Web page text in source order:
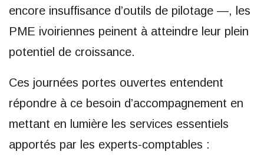
encore insuffisance d’outils de pilotage —, les
PME ivoiriennes peinent à atteindre leur plein
potentiel de croissance.
Ces journées portes ouvertes entendent
répondre à ce besoin d’accompagnement en
mettant en lumière les services essentiels
apportés par les experts-comptables :